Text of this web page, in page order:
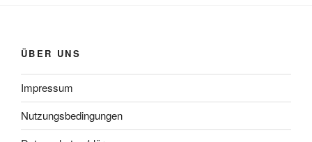
ÜBER UNS
Impressum
Nutzungsbedingungen